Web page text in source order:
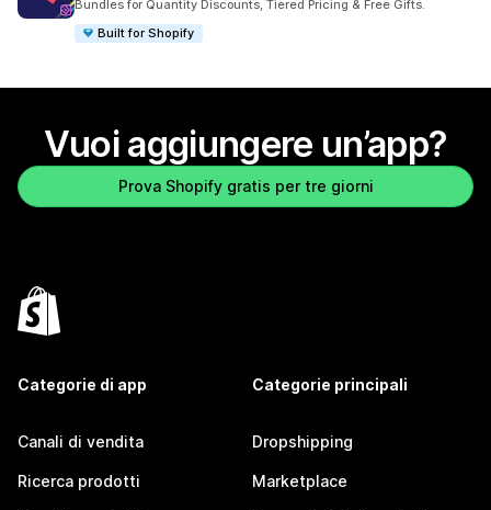
Bundles for Quantity Discounts, Tiered Pricing & Free Gifts.
Built for Shopify
Vuoi aggiungere un’app?
Prova Shopify gratis per tre giorni
Categorie di app
Canali di vendita
Ricerca prodotti
Categorie principali
Dropshipping
Marketplace